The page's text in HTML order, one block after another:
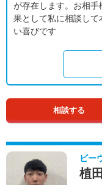
が存在します。お相
果として私に相談し
い喜びです
相談する
ビー
植